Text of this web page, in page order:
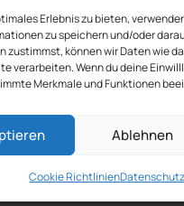
Erlebnis zu bieten,
zu speichern und/oder
zustimmst, können wir Daten wie
verarbeiten. Wenn du deine
Merkmale und Funktionen
Ablehnen
Cookie Richtlinien